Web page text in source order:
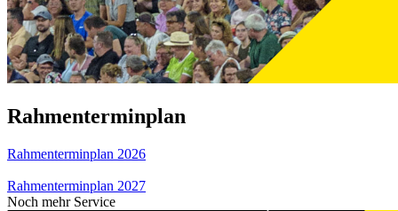
Rahmenterminplan
Rahmenterminplan 2026
Rahmenterminplan 2027
Noch mehr Service